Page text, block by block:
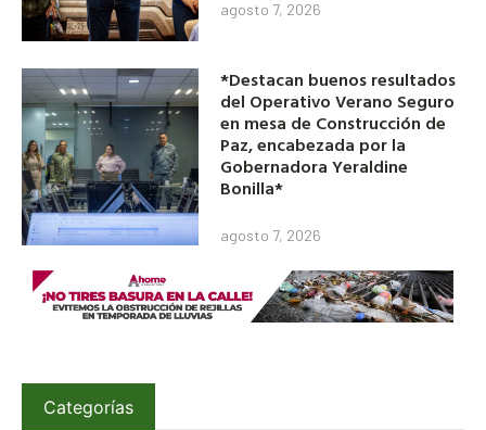
agosto 7, 2026
*Destacan buenos resultados
del Operativo Verano Seguro
en mesa de Construcción de
Paz, encabezada por la
Gobernadora Yeraldine
Bonilla*
agosto 7, 2026
Categorías